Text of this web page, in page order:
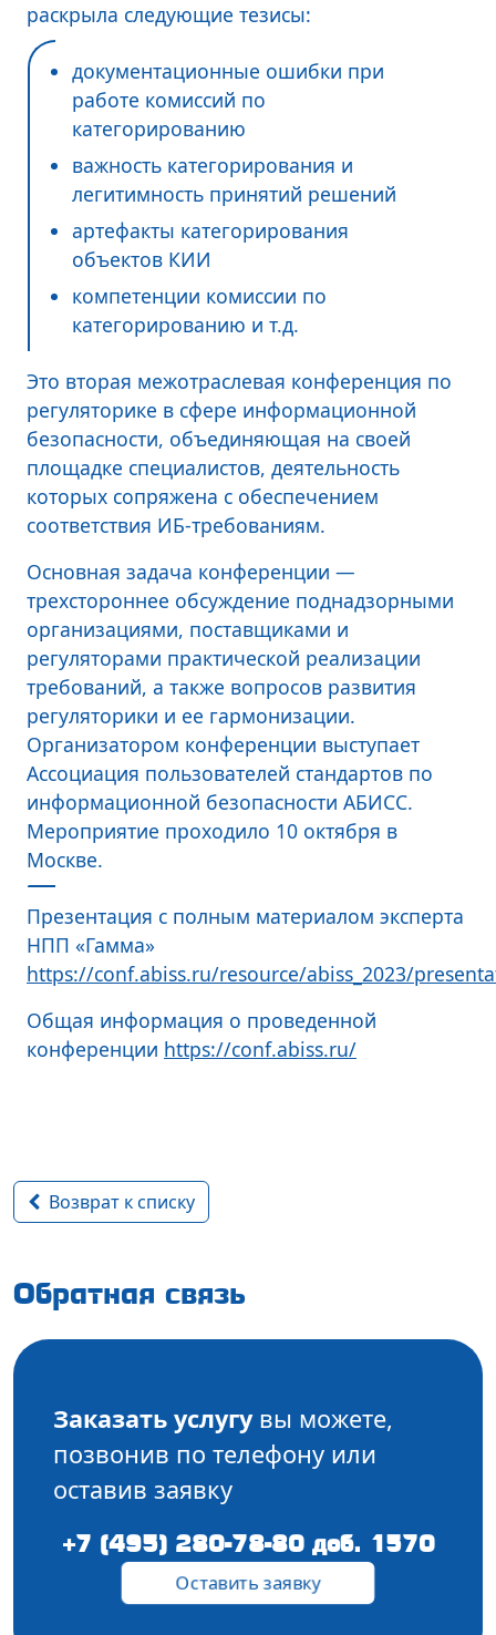
раскрыла следующие тезисы:
документационные ошибки при
работе комиссий по
категорированию
важность категорирования и
легитимность принятий решений
артефакты категорирования
объектов КИИ
компетенции комиссии по
категорированию и т.д.
Это вторая межотраслевая конференция по
регуляторике в сфере информационной
безопасности, объединяющая на своей
площадке специалистов, деятельность
которых сопряжена с обеспечением
соответствия ИБ-требованиям.
Основная задача конференции —
трехстороннее обсуждение поднадзорными
организациями, поставщиками и
регуляторами практической реализации
требований, а также вопросов развития
регуляторики и ее гармонизации.
Организатором конференции выступает
Ассоциация пользователей стандартов по
информационной безопасности АБИСС.
Мероприятие проходило 10 октября в
Москве.
Презентация с полным материалом эксперта
НПП «Гамма»
https://conf.abiss.ru/resource/abiss_2023/
Общая информация о проведенной
конференции https://conf.abiss.ru/
Возврат к списку
Обратная связь
Заказать услугувы можете,
позвонив по телефону или
оставив заявку
+7 (495) 280-78-80 доб. 1570
Оставить заявку